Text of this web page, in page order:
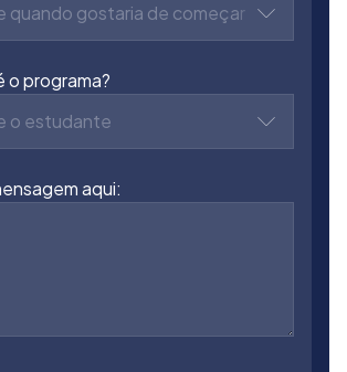
quando gostaria de começar
o programa?
o estudante
aqui: